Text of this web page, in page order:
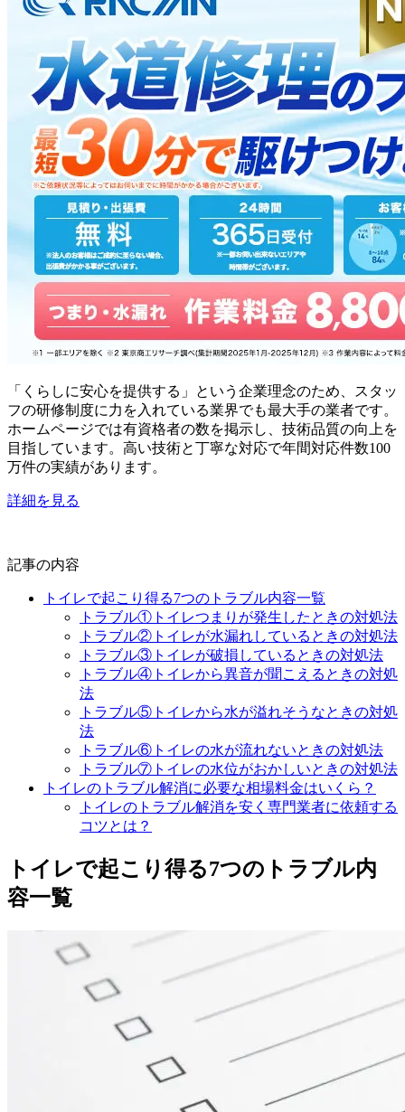
「くらしに安心を提供する」という企業理念のため、スタッ
フの研修制度に力を入れている業界でも最大手の業者です。
ホームページでは有資格者の数を掲示し、技術品質の向上を
目指しています。高い技術と丁寧な対応で年間対応件数100
万件の実績があります。
詳細を見る
記事の内容
トイレで起こり得る7つのトラブル内容一覧
トラブル①トイレつまりが発生したときの対処法
トラブル②トイレが水漏れしているときの対処法
トラブル③トイレが破損しているときの対処法
トラブル④トイレから異音が聞こえるときの対処
法
トラブル⑤トイレから水が溢れそうなときの対処
法
トラブル⑥トイレの水が流れないときの対処法
トラブル⑦トイレの水位がおかしいときの対処法
トイレのトラブル解消に必要な相場料金はいくら？
トイレのトラブル解消を安く専門業者に依頼する
コツとは？
トイレで起こり得る7つのトラブル内
容一覧